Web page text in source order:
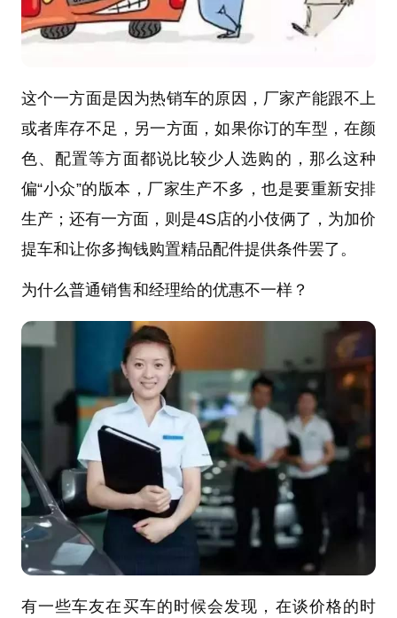
这个一方面是因为热销车的原因，厂家产能跟不上
或者库存不足，另一方面，如果你订的车型，在颜
色、配置等方面都说比较少人选购的，那么这种
偏“小众”的版本，厂家生产不多，也是要重新安排
生产；还有一方面，则是4S店的小伎俩了，为加价
提车和让你多掏钱购置精品配件提供条件罢了。
为什么普通销售和经理给的优惠不一样？
有一些车友在买车的时候会发现，在谈价格的时